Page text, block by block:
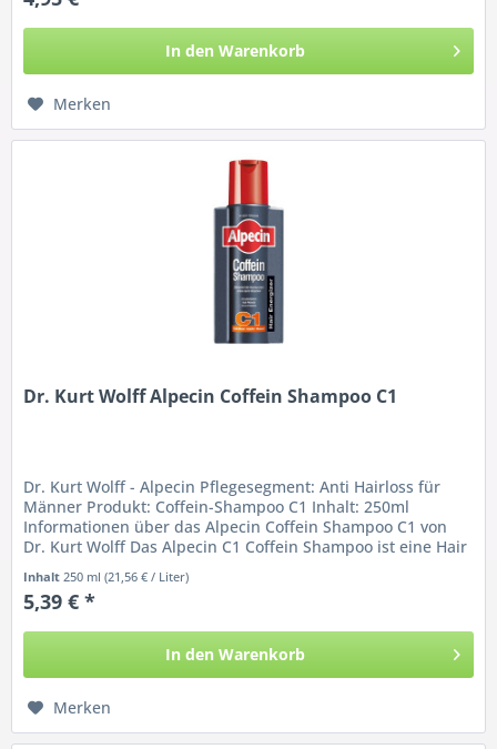
In den Warenkorb
Merken
Dr. Kurt Wolff Alpecin Coffein Shampoo C1
Dr. Kurt Wolff - Alpecin Pflegesegment: Anti Hairloss für
Männer Produkt: Coffein-Shampoo C1 Inhalt: 250ml
Informationen über das Alpecin Coffein Shampoo C1 von
Dr. Kurt Wolff Das Alpecin C1 Coffein Shampoo ist eine Hair
Inhalt 250 ml(21,56 € / Liter)
5,39 € *
In den Warenkorb
Merken